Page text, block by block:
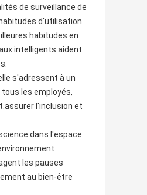
de surveillance de
d'utilisation
habitudes en
intelligents aident
s'adressent à un
les employés,
l'inclusion et
dans l'espace
les pauses
au bien-être